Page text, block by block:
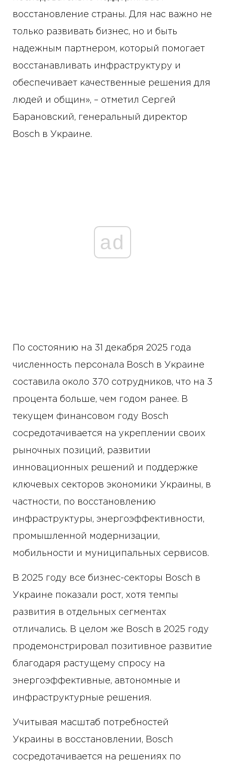
восстановление страны. Для нас важно не
только развивать бизнес, но и быть
надежным партнером, который помогает
восстанавливать инфраструктуру и
обеспечивает качественные решения для
людей и общин», – отметил Сергей
Барановский, генеральный директор
Bosch в Украине.
ad
По состоянию на 31 декабря 2025 года
численность персонала Bosch в Украине
составила около 370 сотрудников, что на 3
процента больше, чем годом ранее. В
текущем финансовом году Bosch
сосредотачивается на укреплении своих
рыночных позиций, развитии
инновационных решений и поддержке
ключевых секторов экономики Украины, в
частности, по восстановлению
инфраструктуры, энергоэффективности,
промышленной модернизации,
мобильности и муниципальных сервисов.
В 2025 году все бизнес-секторы Bosch в
Украине показали рост, хотя темпы
развития в отдельных сегментах
отличались. В целом же Bosch в 2025 году
продемонстрировал позитивное развитие
благодаря растущему спросу на
энергоэффективные, автономные и
инфраструктурные решения.
Учитывая масштаб потребностей
Украины в восстановлении, Bosch
сосредотачивается на решениях по